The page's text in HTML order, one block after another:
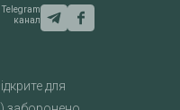
Telegram
канал
для